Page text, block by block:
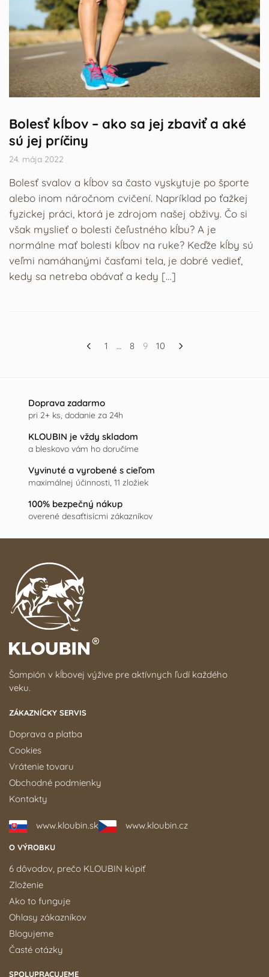
Bolesť kĺbov – ako sa jej zbaviť a aké
sú jej príčiny
24. mája 2022
Bolesť svalov a kĺbov sa často vyskytuje po športe
alebo inom náročnom cvičení. Napríklad po ťažkej
fyzickej práci, ktorá je zdrojom našej obživy. Čo si
však myslieť o bolesti čeľustného kĺbu? A je
normálne mať bolesti kĺbov na ruke? Keďže kĺby sú
veľmi namáhanými časťami tela, je dobré vedieť,
kedy sa netreba obávať a kedy […]
Navigácia
článkoch
1 … 8 9 10
Doprava zadarmo
pri 2+ ks, dodanie za 24h
KLOUBIN je vždy skladom
a bleskovo vám ho doručíme
Vyvinuté a vyrobené s cieľom
maximálnej účinnosti, 11 zložiek
100% bezpečný nákup
overené desaťtisícmi zákazníkov
Šampión v kĺbovej výžive pre aktívnych ľudí každého
veku.
ZÁKAZNÍCKY SERVIS
Doprava a platba
Cookies
Vrátenie tovaru
Obchodné podmienky
Kontakty
www.kloubin.sk www.kloubin.cz
O VÝROBKU
6 dôvodov, prečo KLOUBIN kúpiť
Zloženie
Ako to funguje
Ohlasy zákazníkov
Blogujeme
Časté otázky
SPOLUPRACUJEME